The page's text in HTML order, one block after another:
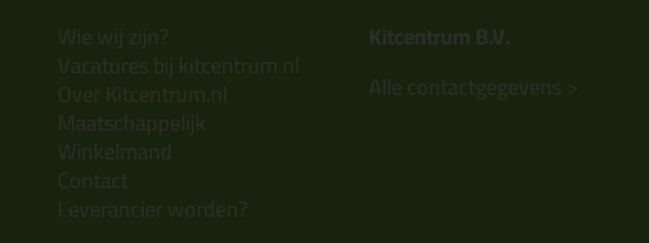
Wie wij zijn?
Vacatures bij kitcentrum.nl
Over Kitcentrum.nl
Maatschappelijk
Winkelmand
Contact
Leverancier worden?
Kitcentrum B.V.
Alle contactgegevens >